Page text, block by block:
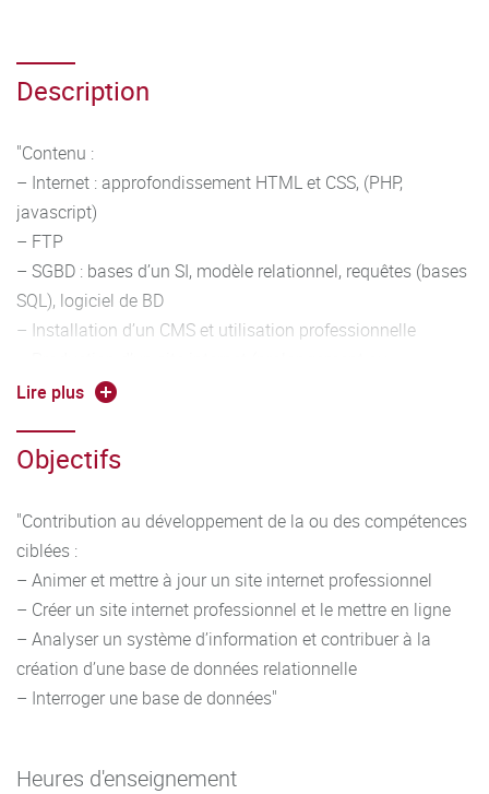
Description
"Contenu :
– Internet : approfondissement HTML et CSS, (PHP,
javascript)
– FTP
– SGBD : bases d’un SI, modèle relationnel, requêtes (bases
SQL), logiciel de BD
– Installation d’un CMS et utilisation professionnelle
développement du site simple éla oré au niveau 2)"
Lire plus
Objectifs
"Contribution au développement de la ou des compétences
ciblées :
– Animer et mettre à jour un site internet professionnel
– Créer un site internet professionnel et le mettre en ligne
– Analyser un système d’information et contribuer à la
création d’une base de données relationnelle
– Interroger une base de données"
Heures d'enseignement